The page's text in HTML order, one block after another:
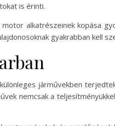
is érinti.
alkatrészeinek kopása
gyakrabban kell
járművekben
nemcsak a